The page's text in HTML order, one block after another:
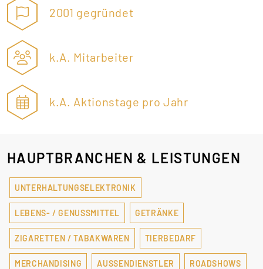
2001 gegründet
k.A. Mitarbeiter
k.A. Aktionstage pro Jahr
HAUPTBRANCHEN & LEISTUNGEN
UNTERHALTUNGSELEKTRONIK
LEBENS- / GENUSSMITTEL GETRÄNKE
ZIGARETTEN / TABAKWAREN TIERBEDARF
MERCHANDISING AUSSENDIENSTLER ROADSHOWS